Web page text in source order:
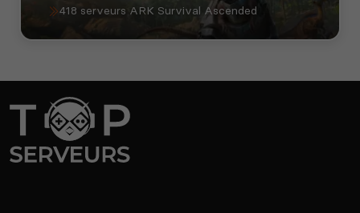
418 serveurs ARK Survival Ascended